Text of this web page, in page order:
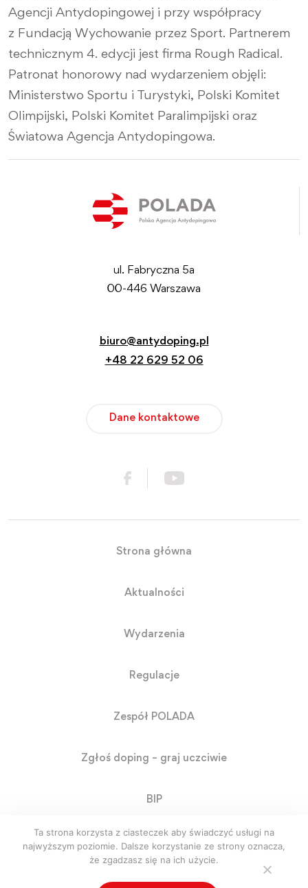
Agencji Antydopingowej i przy współpracy
z Fundacją Wychowanie przez Sport. Partnerem
technicznym 4. edycji jest firma Rough Radical.
Patronat honorowy nad wydarzeniem objęli:
Ministerstwo Sportu i Turystyki, Polski Komitet
Olimpijski, Polski Komitet Paralimpijski oraz
Światowa Agencja Antydopingowa.
ul. Fabryczna 5a
00-446 Warszawa
biuro@antydoping.pl
+48 22 629 52 06
Dane kontaktowe
Strona główna
Aktualności
Wydarzenia
Regulacje
Zespół POLADA
Zgłoś doping – graj uczciwie
BIP
RODO
Ta strona korzysta z ciasteczek aby świadczyć usługi na
najwyższym poziomie. Dalsze korzystanie ze strony oznacza,
że zgadzasz się na ich użycie.